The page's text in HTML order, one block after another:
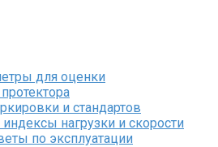
для оценки
и стандартов
нагрузки и скорости
по эксплуатации